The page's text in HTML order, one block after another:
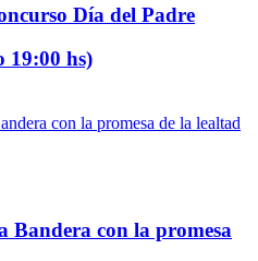
Día del Padre
19:00 hs)
Bandera con la promesa